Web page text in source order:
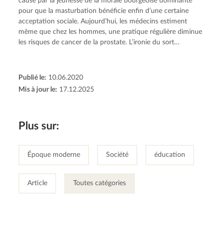
pour que la masturbation bénéficie enfin d’une certaine
acceptation sociale. Aujourd’hui, les médecins estiment
même que chez les hommes, une pratique régulière diminue
les risques de cancer de la prostate. L’ironie du sort…
Publié le: 10.06.2020
Mis à jour le: 17.12.2025
Plus sur:
Époque moderne Société éducation
Article Toutes catégories